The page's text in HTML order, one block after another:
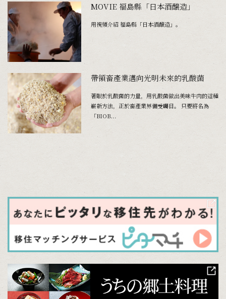
MOVIE 福島縣「日本酒醸造」
用視頻介紹 福島縣「日本酒醸造」。
帶領畜產業邁向光明未來的乳酸菌
著眼於乳酸菌的力量，用乳酸菌做出美味牛肉的這種
嶄新方法，正於畜產業界備受矚目。 只要將名為
「BIOB...